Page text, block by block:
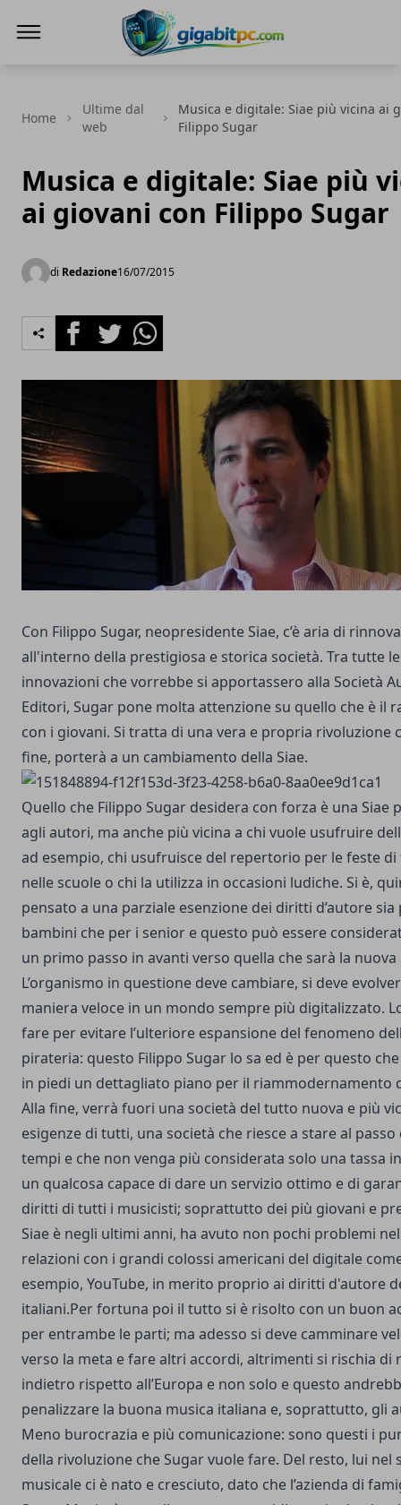
Home
Ultime dal
web
Musica e digitale: Siae più vicina ai
Filippo Sugar
Musica e digitale: Siae più
ai giovani con Filippo Sugar
di Redazione16/07/2015
FacebookTwitterWhatsapp
Con Filippo Sugar, neopresidente Siae, c’è aria di
all'interno della prestigiosa e storica società. Tra tutte le
innovazioni che vorrebbe si apportassero alla Società
Editori, Sugar pone molta attenzione su quello che è il
con i giovani. Si tratta di una vera e propria rivoluzione
fine, porterà a un cambiamento della Siae.
Quello che Filippo Sugar desidera con forza è una Siae
agli autori, ma anche più vicina a chi vuole usufruire
ad esempio, chi usufruisce del repertorio per le feste
nelle scuole o chi la utilizza in occasioni ludiche. Si è,
pensato a una parziale esenzione dei diritti d’autore sia
bambini che per i senior e questo può essere
un primo passo in avanti verso quella che sarà la nuova
L’organismo in questione deve cambiare, si deve
maniera veloce in un mondo sempre più digitalizzato.
fare per evitare l’ulteriore espansione del fenomeno
pirateria: questo Filippo Sugar lo sa ed è per questo
in piedi un dettagliato piano per il riammodernamento
Alla fine, verrà fuori una società del tutto nuova e più
esigenze di tutti, una società che riesce a stare al passo
tempi e che non venga più considerata solo una tassa
un qualcosa capace di dare un servizio ottimo e di
diritti di tutti i musicisti; soprattutto dei più giovani e
Siae è negli ultimi anni, ha avuto non pochi problemi
relazioni con i grandi colossi americani del digitale
esempio, YouTube, in merito proprio ai diritti d'autore
italiani.Per fortuna poi il tutto si è risolto con un buon
per entrambe le parti; ma adesso si deve camminare
verso la meta e fare altri accordi, altrimenti si rischia di
indietro rispetto all’Europa e non solo e questo
penalizzare la buona musica italiana e, soprattutto, gli
Meno burocrazia e più comunicazione: sono questi i
della rivoluzione che Sugar vuole fare. Del resto, lui nel
musicale ci è nato e cresciuto, dato che l’azienda di